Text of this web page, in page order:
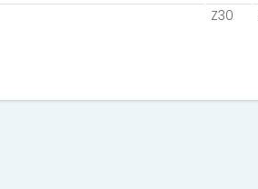
Z30